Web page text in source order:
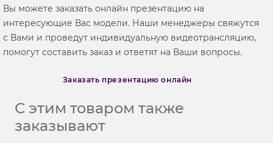
Вы можете заказать онлайн презентацию на
интересующие Вас модели. Наши менеджеры свяжутся
с Вами и проведут индивидуальную видеотрансляцию,
помогут составить заказ и ответят на Ваши вопросы.
Заказать презентацию онлайн
С этим товаром также
заказывают